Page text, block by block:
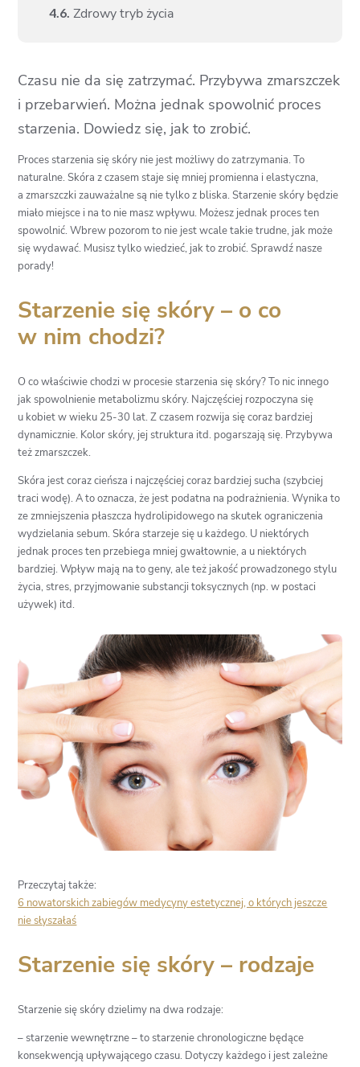
4. 6. Zdrowy tryb życia
Czasu nie da się zatrzymać. Przybywa zmarszczek
i przebarwień. Można jednak spowolnić proces
starzenia. Dowiedz się, jak to zrobić.
Proces starzenia się skóry nie jest możliwy do zatrzymania. To
naturalne. Skóra z czasem staje się mniej promienna i elastyczna,
a zmarszczki zauważalne są nie tylko z bliska. Starzenie skóry będzie
miało miejsce i na to nie masz wpływu. Możesz jednak proces ten
spowolnić. Wbrew pozorom to nie jest wcale takie trudne, jak może
się wydawać. Musisz tylko wiedzieć, jak to zrobić. Sprawdź nasze
porady!
Starzenie się skóry – o co
w nim chodzi?
O co właściwie chodzi w procesie starzenia się skóry? To nic innego
jak spowolnienie metabolizmu skóry. Najczęściej rozpoczyna się
u kobiet w wieku 25-30 lat. Z czasem rozwija się coraz bardziej
dynamicznie. Kolor skóry, jej struktura itd. pogarszają się. Przybywa
też zmarszczek.
Skóra jest coraz cieńsza i najczęściej coraz bardziej sucha (szybciej
traci wodę). A to oznacza, że jest podatna na podrażnienia. Wynika to
ze zmniejszenia płaszcza hydrolipidowego na skutek ograniczenia
wydzielania sebum. Skóra starzeje się u każdego. U niektórych
jednak proces ten przebiega mniej gwałtownie, a u niektórych
bardziej. Wpływ mają na to geny, ale też jakość prowadzonego stylu
życia, stres, przyjmowanie substancji toksycznych (np. w postaci
używek) itd.
Przeczytaj także:
6 nowatorskich zabiegów medycyny estetycznej, o których jeszcze
nie słyszałaś
Starzenie się skóry – rodzaje
Starzenie się skóry dzielimy na dwa rodzaje:
– starzenie wewnętrzne – to starzenie chronologiczne będące
konsekwencją upływającego czasu. Dotyczy każdego i jest zależne